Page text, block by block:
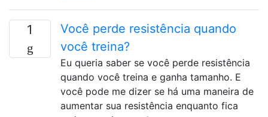
1
Você perde resistência quando
você treina?
Eu queria saber se você perde resistência
quando você treina e ganha tamanho. E
você pode me dizer se há uma maneira de
aumentar sua resistência enquanto fica